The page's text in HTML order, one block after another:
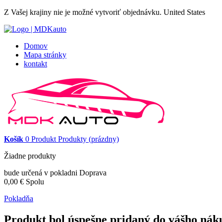
Z Vašej krajiny nie je možné vytvoriť objednávku. United States
Domov
Mapa stránky
kontakt
Košík 0 Produkt Produkty (prázdny)
Žiadne produkty
bude určená v pokladni Doprava
0,00 € Spolu
Pokladňa